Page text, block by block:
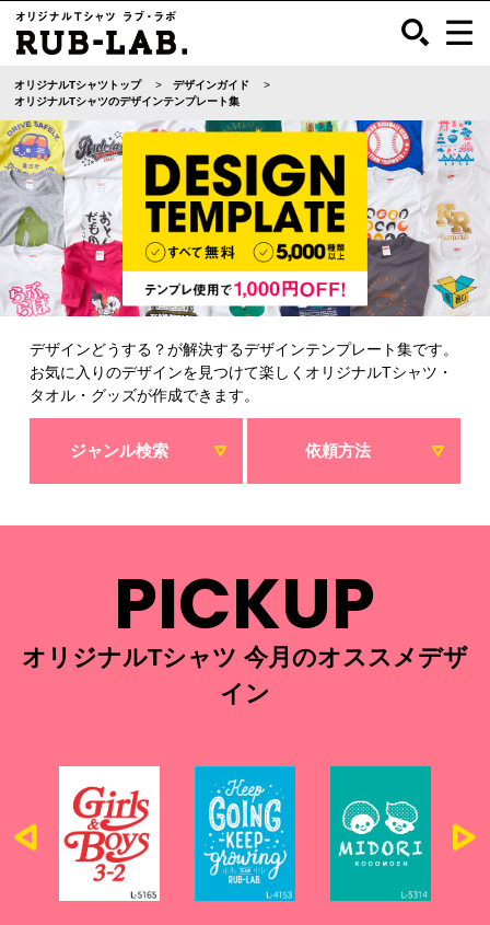
オリジナルTシャツトップ
デザインガイド
オリジナルTシャツのデザインテンプレート集
デザインどうする？が解決するデザインテンプレート集です。
お気に入りのデザインを見つけて楽しくオリジナルTシャツ・
タオル・グッズが作成できます。
ジャンル検索 依頼方法
PICKUP
オリジナルTシャツ 今月のオススメデザ
イン